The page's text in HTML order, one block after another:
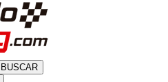
BUSCAR